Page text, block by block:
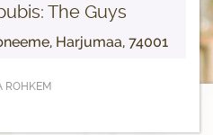
The Guys
Harjumaa, 74001
ROHKEM